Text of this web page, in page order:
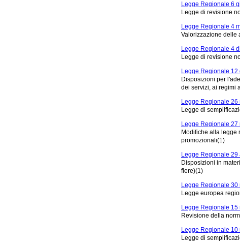
Legge Regionale 6
Legge di revisione
Legge Regionale 4
Valorizzazione delle
Legge Regionale 4
Legge di revisione
Legge Regionale 12
Disposizioni per
dei servizi, ai regimi
Legge Regionale
Legge di
Legge Regionale 27
Modifiche alla legge
promozionali(1)
Legge Regionale
Disposizioni in
fiere)(1)
Legge Regionale 30
Legge europea
Legge Regionale 15
Revisione della
Legge Regionale
Legge di